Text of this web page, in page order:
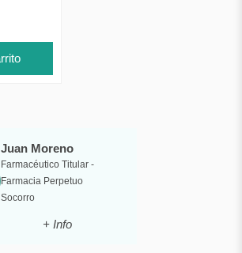
Juan Moreno
Farmacéutico Titular -
Farmacia Perpetuo
Socorro
+ Info